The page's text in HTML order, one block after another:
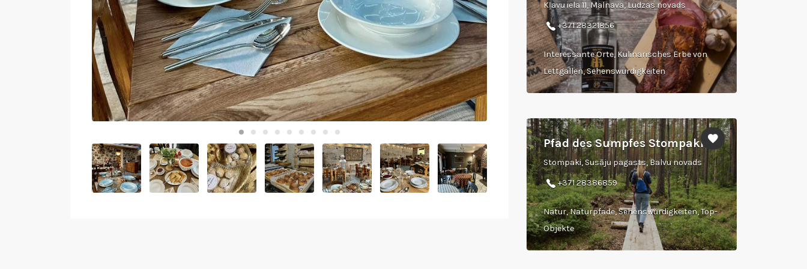
Kļavu iela 11, Malnava, Ludzas novads
+371 28321856
Interessante Orte, Kulinarisches Erbe von
Lettgallen, Sehenswürdigkeiten
Pfad des Sumpfes Stompaki
Stompaki, Susāju pagasts, Balvu novads
+371 28386859
Natur, Naturpfade, Sehenswürdigkeiten, Top-
Objekte